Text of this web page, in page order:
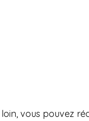
vous pouvez